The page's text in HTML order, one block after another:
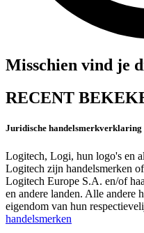
Misschien vind je
RECENT
Juridische handelsmerkverklaring
Logitech, Logi, hun logo's en
Logitech zijn handelsmerken
Logitech Europe S.A. en/of
en andere landen. Alle andere
eigendom van hun
handelsmerken